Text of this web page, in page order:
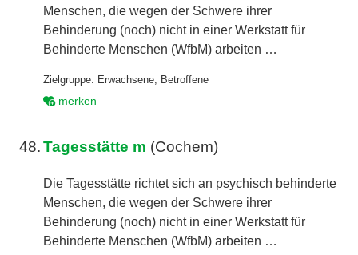
Menschen, die wegen der Schwere ihrer
Behinderung (noch) nicht in einer Werkstatt für
Behinderte Menschen (WfbM) arbeiten …
Zielgruppe: Erwachsene, Betroffene
merken
48. Tagesstätte m (Cochem)
Die Tagesstätte richtet sich an psychisch behinderte
Menschen, die wegen der Schwere ihrer
Behinderung (noch) nicht in einer Werkstatt für
Behinderte Menschen (WfbM) arbeiten …